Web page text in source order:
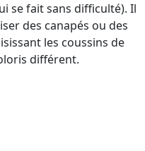
se fait sans difficulté). Il
des canapés ou des
les coussins de
différent.